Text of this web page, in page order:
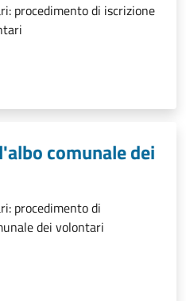
procedimento di iscrizione
comunale dei
procedimento di
dei volontari